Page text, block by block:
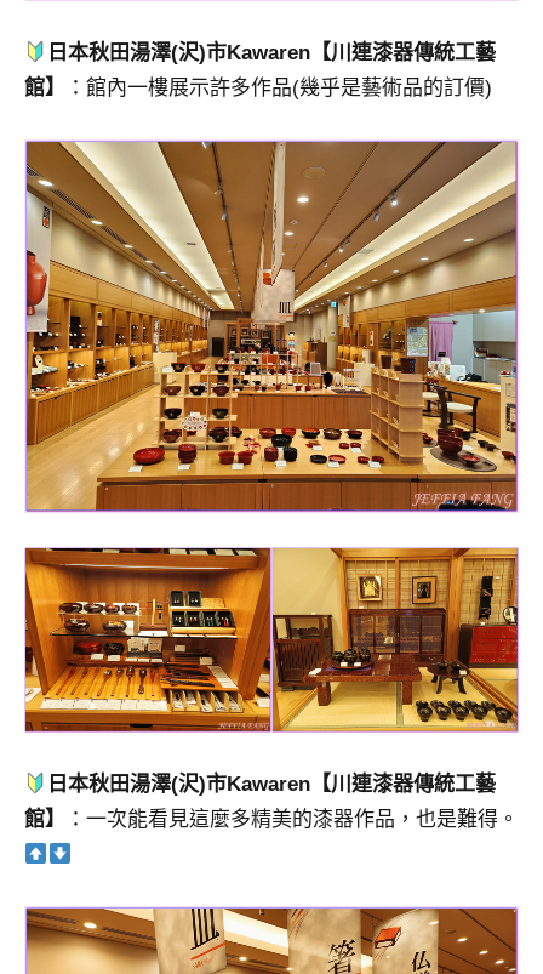
日本秋田湯澤(沢)市Kawaren【川連漆器傳統工藝
館】
：館內一樓展示許多作品(幾乎是藝術品的訂價)
日本秋田湯澤(沢)市Kawaren【川連漆器傳統工藝
館】
：一次能看見這麼多精美的漆器作品，也是難得。